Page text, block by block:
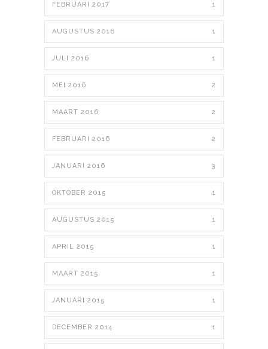
FEBRUARI 2017 1
AUGUSTUS 2016 1
JULI 2016 1
MEI 2016 2
MAART 2016 2
FEBRUARI 2016 2
JANUARI 2016 3
OKTOBER 2015 1
AUGUSTUS 2015 1
APRIL 2015 1
MAART 2015 1
JANUARI 2015 1
DECEMBER 2014 1